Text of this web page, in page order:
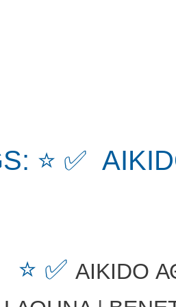
⭐ ✅
⭐ ✅ AIKIDO